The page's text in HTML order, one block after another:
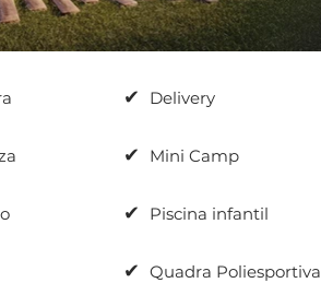
✔ Delivery
✔ Mini Camp
✔ Piscina infantil
✔ Quadra Poliesportiva